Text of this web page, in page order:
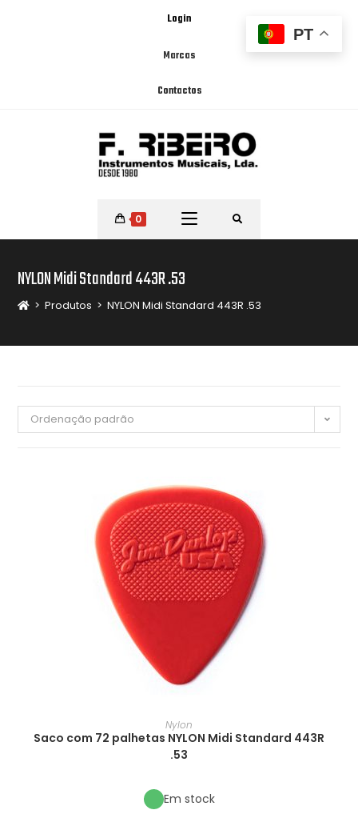
Login
Marcas
Contactos
0
NYLON Midi Standard 443R .53
> Produtos > NYLON Midi Standard 443R .53
Ordenação padrão
Nylon
Saco com 72 palhetas NYLON Midi Standard 443R
.53
Em stock
PT